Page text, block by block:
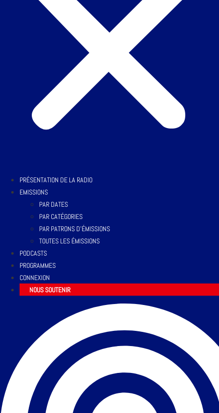
PRÉSENTATION DE LA RADIO
EMISSIONS
PAR DATES
PAR CATÉGORIES
PAR PATRONS D’ÉMISSIONS
TOUTES LES ÉMISSIONS
PODCASTS
PROGRAMMES
CONNEXION
NOUS SOUTENIR